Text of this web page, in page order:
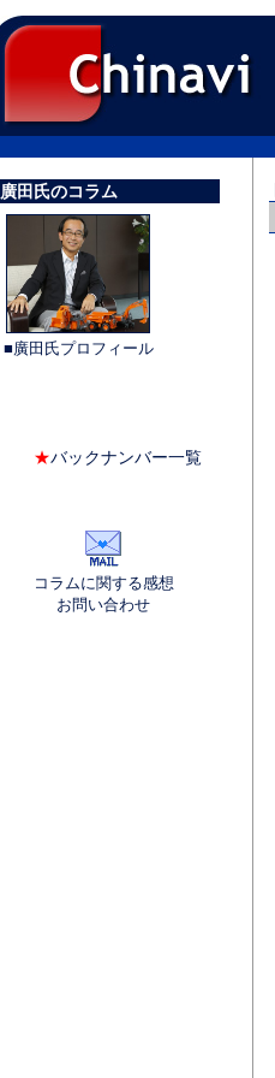
廣田氏のコラム
■廣田氏プロフィール
★バックナンバー一覧
コラムに関する感想
お問い合わせ